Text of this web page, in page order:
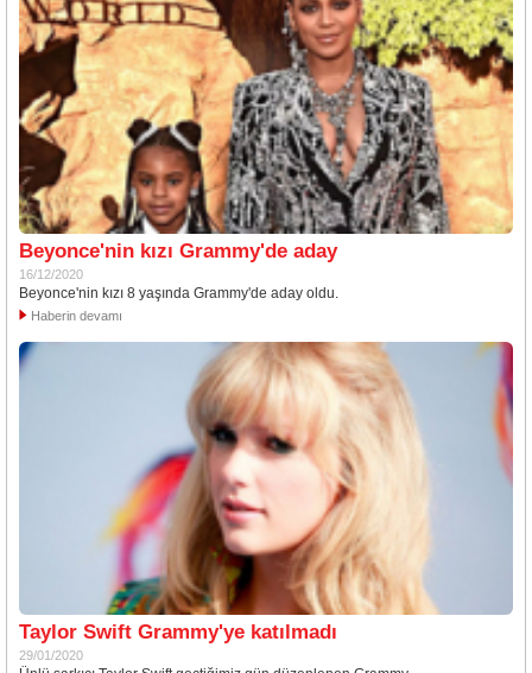
Beyonce'nin kızı Grammy'de aday
16/12/2020
Beyonce'nin kızı 8 yaşında Grammy'de aday oldu.
Haberin devamı
Taylor Swift Grammy'ye katılmadı
29/01/2020